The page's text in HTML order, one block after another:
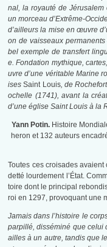
nal, la royauté de
un morceau d’Extrême-
d’ailleurs la mise en œuvre
on de vaisseaux permanents
bel exemple de transfert
e. Fondation mythique,
uvre d’une véritable Marine
isesSaint Louis, de
ochelle (1741), avant la
d’une église Saint Louis à la
Yann Potin. Histoire
heron et 132 auteurs
Toutes ces croisades
detté lourdement l’État.
toire dont le principal
roi en 1297, provoquant une
Jamais dans l’histoire le
parpillé, disséminé que celui
ailles à un autre, tandis que